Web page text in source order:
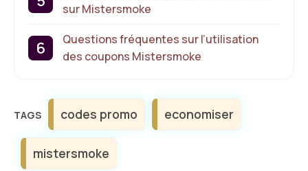
sur Mistersmoke
Questions fréquentes sur l’utilisation
des coupons Mistersmoke
Étiquettes
codes promo economiser
mistersmoke